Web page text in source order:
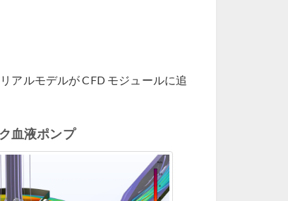
アルモデルが CFD モジュールに追
血液ポンプ